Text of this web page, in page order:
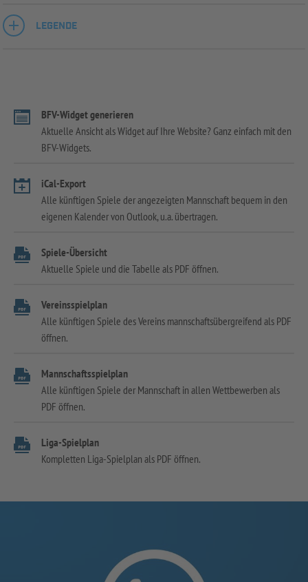
LEGENDE
BFV-Widget generieren
Aktuelle Ansicht als Widget auf Ihre Website? Ganz einfach mit den
BFV-Widgets.
iCal-Export
Alle künftigen Spiele der angezeigten Mannschaft bequem in den
eigenen Kalender von Outlook, u.a. übertragen.
Spiele-Übersicht
Aktuelle Spiele und die Tabelle als PDF öffnen.
Vereinsspielplan
Alle künftigen Spiele des Vereins mannschaftsübergreifend als PDF
öffnen.
Mannschaftsspielplan
Alle künftigen Spiele der Mannschaft in allen Wettbewerben als
PDF öffnen.
Liga-Spielplan
Kompletten Liga-Spielplan als PDF öffnen.